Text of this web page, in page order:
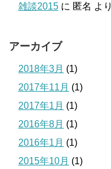
雑談2015 に 匿名 より
アーカイブ
2018年3月 (1)
2017年11月 (1)
2017年1月 (1)
2016年8月 (1)
2016年1月 (1)
2015年10月 (1)